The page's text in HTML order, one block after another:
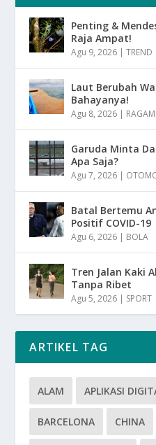
Penting &
Raja Ampat!
Agu 9, 2026 |TREND
Laut Berubah
Bahayanya!
Agu 8, 2026 | RAGAM
Garuda Minta
Apa Saja?
Agu 7, 2026 |
Batal Bertemu
Positif COVID-19
Agu 6, 2026 | BOLA
Tren Jalan Kaki
Tanpa Ribet
Agu 5, 2026 | SPORT
ARTIKEL TAG
ALAM APLIKASI
BARCELONA CHINA